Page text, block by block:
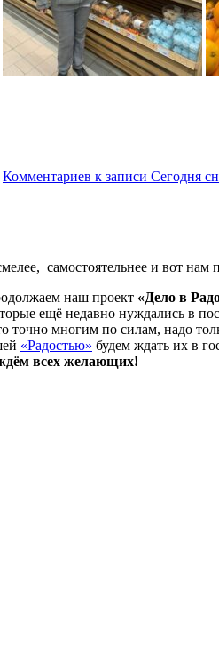
Комментариев к записи Сегодня
самостоятельнее и вот
наш проект «Дело в
ещё недавно нуждались
многим по силам, надо
«Радостью» будем ждать их в
всех желающих!